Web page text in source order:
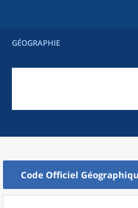
GÉOGRAPHIE
Code Officiel